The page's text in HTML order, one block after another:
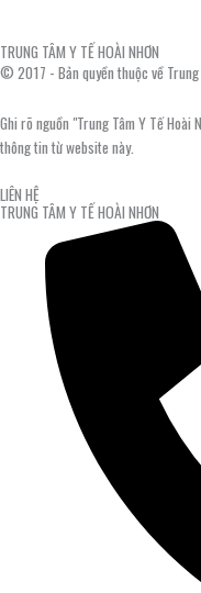
TRUNG TÂM Y TẾ HOÀI NHƠN
© 2017 - Bản quyền thuộc về Trung
Ghi rõ nguồn "Trung Tâm Y Tế Hoài
thông tin từ website này.
LIÊN HỆ
TRUNG TÂM Y TẾ HOÀI NHƠN